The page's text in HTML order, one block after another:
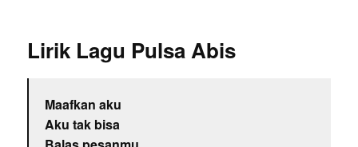
Lirik Lagu Pulsa Abis
Maafkan aku
Aku tak bisa